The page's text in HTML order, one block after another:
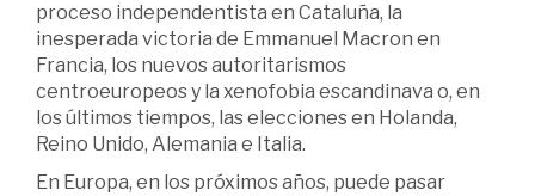
proceso independentista en Cataluña, la
inesperada victoria de Emmanuel Macron en
Francia, los nuevos autoritarismos
centroeuropeos y la xenofobia escandinava o, en
los últimos tiempos, las elecciones en Holanda,
Reino Unido, Alemania e Italia.
En Europa, en los próximos años, puede pasar